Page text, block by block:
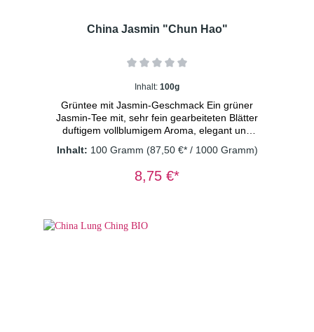
China Jasmin "Chun Hao"
Inhalt: 100g
Grüntee mit Jasmin-Geschmack Ein grüner
Jasmin-Tee mit, sehr fein gearbeiteten Blätter
duftigem vollblumigem Aroma, elegant und
Rarität. Dosierung: 1TL/Tasse
Minuten
Inhalt: 100 Gramm (87,50 €* / 1000 Gramm)
8,75 €*